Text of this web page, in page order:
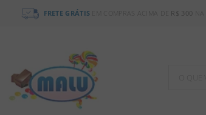
FRETE GRÁTIS EM COMPRAS ACIMA DE R$ 300
TERMOS MAIS BUSCADOS